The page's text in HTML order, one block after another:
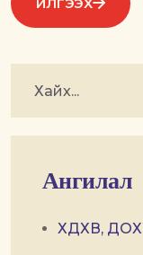
Ангилал
ХДХВ, ДОХ